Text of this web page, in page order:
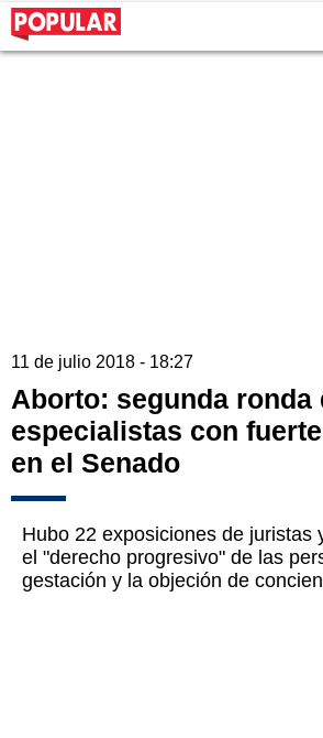
11 de julio 2018 - 18:27
Aborto: segunda ronda
especialistas con
en el Senado
Hubo 22 exposiciones de juristas
el "derecho progresivo" de las
gestación y la objeción de